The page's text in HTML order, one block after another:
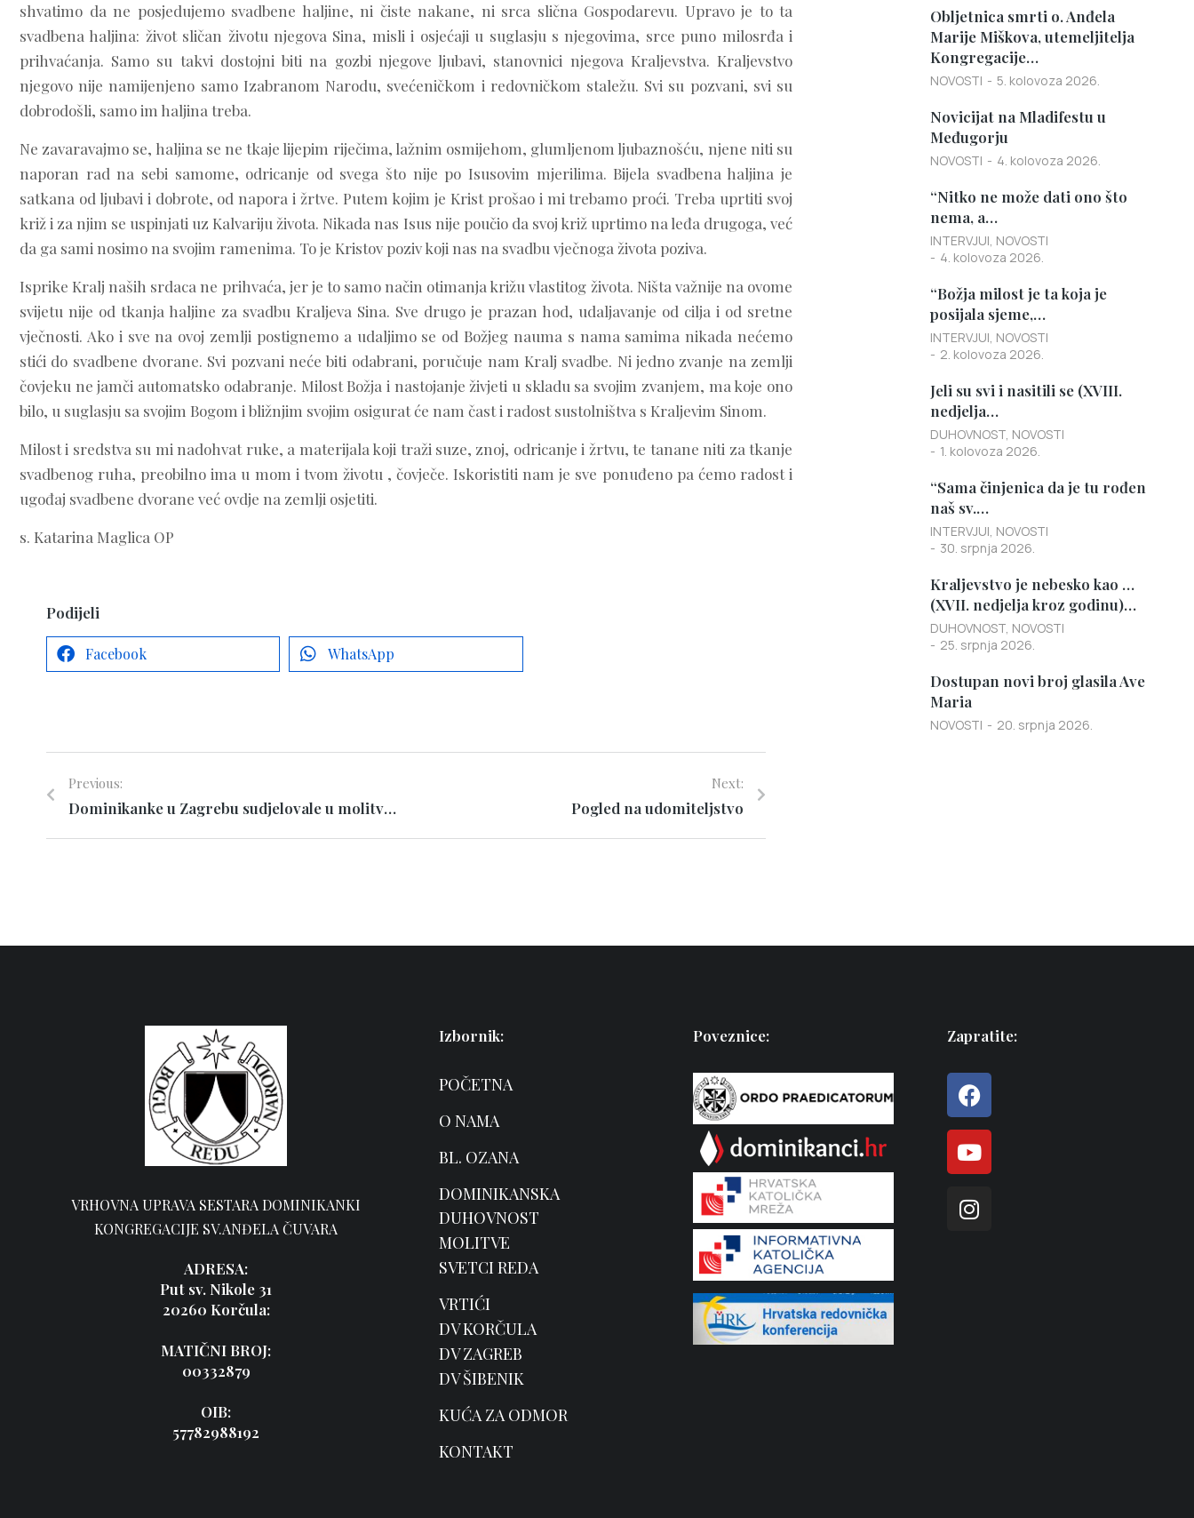
shvatimo da ne posjedujemo svadbene haljine, ni čiste nakane, ni srca slična Gospodarevu. Upravo je to ta
svadbena haljina: život sličan životu njegova Sina, misli i osjećaji u suglasju s njegovima, srce puno milosrđa i
prihvaćanja. Samo su takvi dostojni biti na gozbi njegove ljubavi, stanovnici njegova Kraljevstva. Kraljevstvo
njegovo nije namijenjeno samo Izabranom Narodu, svećeničkom i redovničkom staležu. Svi su pozvani, svi su
dobrodošli, samo im haljina treba.
Ne zavaravajmo se, haljina se ne tkaje lijepim riječima, lažnim osmijehom, glumljenom ljubaznošću, njene niti su
naporan rad na sebi samome, odricanje od svega što nije po Isusovim mjerilima. Bijela svadbena haljina je
satkana od ljubavi i dobrote, od napora i žrtve. Putem kojim je Krist prošao i mi trebamo proći. Treba uprtiti svoj
križ i za njim se uspinjati uz Kalvariju života. Nikada nas Isus nije poučio da svoj križ uprtimo na leđa drugoga, već
da ga sami nosimo na svojim ramenima. To je Kristov poziv koji nas na svadbu vječnoga života poziva.
Isprike Kralj naših srdaca ne prihvaća, jer je to samo način otimanja križu vlastitog života. Ništa važnije na ovome
svijetu nije od tkanja haljine za svadbu Kraljeva Sina. Sve drugo je prazan hod, udaljavanje od cilja i od sretne
vječnosti. Ako i sve na ovoj zemlji postignemo a udaljimo se od Božjeg nauma s nama samima nikada nećemo
stići do svadbene dvorane. Svi pozvani neće biti odabrani, poručuje nam Kralj svadbe. Ni jedno zvanje na zemlji
čovjeku ne jamči automatsko odabranje. Milost Božja i nastojanje živjeti u skladu sa svojim zvanjem, ma koje ono
bilo, u suglasju sa svojim Bogom i bližnjim svojim osigurat će nam čast i radost sustolništva s Kraljevim Sinom.
Milost i sredstva su mi nadohvat ruke, a materijala koji traži suze, znoj, odricanje i žrtvu, te tanane niti za tkanje
svadbenog ruha, preobilno ima u mom i tvom životu , čovječe. Iskoristiti nam je sve ponuđeno pa ćemo radost i
ugođaj svadbene dvorane već ovdje na zemlji osjetiti.
s. Katarina Maglica OP
Podijeli
Facebook WhatsApp
Previous:
Dominikanke u Zagrebu sudjelovale u molitvi krunice sa cijelom dominikanskom obitelji
Next:
Pogled na udomiteljstvo
Obljetnica smrti o. Anđela
Marije Miškova, utemeljitelja
Kongregacije…
NOVOSTI 5. kolovoza 2026.
Novicijat na Mladifestu u
Međugorju
NOVOSTI 4. kolovoza 2026.
“Nitko ne može dati ono što
nema, a…
INTERVJUI, NOVOSTI
4. kolovoza 2026.
“Božja milost je ta koja je
posijala sjeme,…
INTERVJUI, NOVOSTI
2. kolovoza 2026.
Jeli su svi i nasitili se (XVIII.
nedjelja…
DUHOVNOST, NOVOSTI
1. kolovoza 2026.
“Sama činjenica da je tu rođen
naš sv.…
INTERVJUI, NOVOSTI
30. srpnja 2026.
Kraljevstvo je nebesko kao …
(XVII. nedjelja kroz godinu)…
DUHOVNOST, NOVOSTI
25. srpnja 2026.
Dostupan novi broj glasila Ave
Maria
NOVOSTI 20. srpnja 2026.
VRHOVNA UPRAVA SESTARA DOMINIKANKI
KONGREGACIJE SV.ANĐELA ČUVARA
ADRESA:
Put sv. Nikole 31
20260 Korčula:
MATIČNI BROJ:
00332879
OIB:
57782988192
Izbornik:
POČETNA
O NAMA
BL. OZANA
DOMINIKANSKA
DUHOVNOST
MOLITVE
SVETCI REDA
VRTIĆI
DV KORČULA
DV ZAGREB
DV ŠIBENIK
KUĆA ZA ODMOR
KONTAKT
Poveznice: Zapratite: